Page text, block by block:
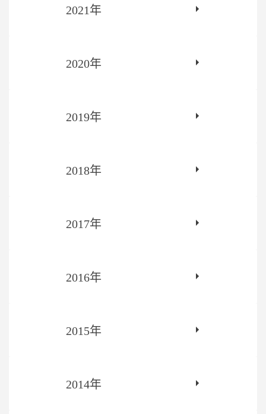
2021年
2020年
2019年
2018年
2017年
2016年
2015年
2014年